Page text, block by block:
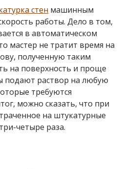
стен машинным
работы. Дело в том,
в автоматическом
мастер не тратит время на
полученную таким
на поверхность и проще
подают раствор на любую
требуются
можно сказать, что при
на штукатурные
четыре раза.